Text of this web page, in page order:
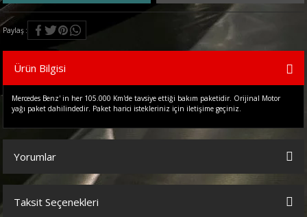
Paylaş
Ürün Bilgisi
Mercedes Benz' in her 105.000 Km'de tavsiye ettiği bakım paketidir. Orijinal Motor
yağı paket dahilindedir. Paket harici istekleriniz için iletişime geçiniz.
Yorumlar
Bu ürüne ilk yorumu siz yapın!
Taksit Seçenekleri